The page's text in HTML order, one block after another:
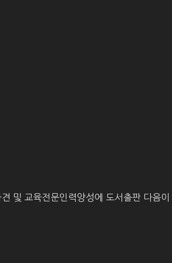
및 교육전문인력양성에 도서출판 다음